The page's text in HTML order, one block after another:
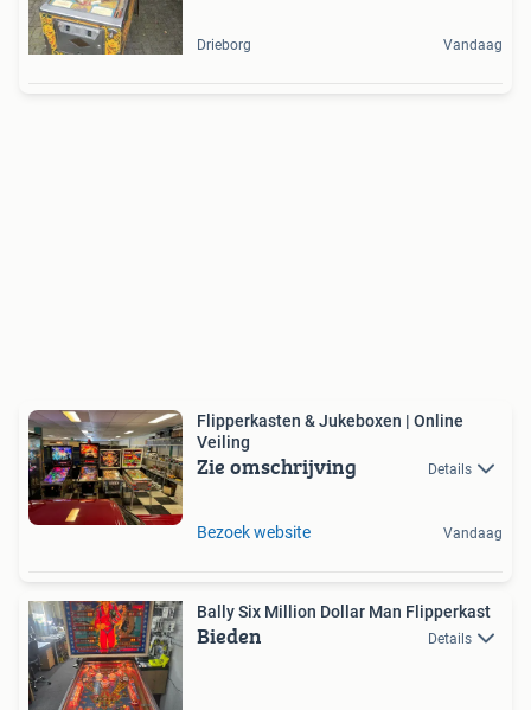
Drieborg Vandaag
Flipperkasten & Jukeboxen | Online
Veiling
Zie omschrijving Details
Bezoek website Vandaag
Bally Six Million Dollar Man Flipperkast
Bieden Details